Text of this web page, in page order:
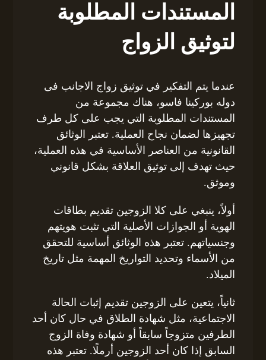
المستندات المطلوبة
لتوثيق الزواج
عندما يتم التفكير في توثيق زواج الاجانب فى
دوله بوركينا فاسو، هناك مجموعة من
المستندات المطلوبة التي يجب على كل طرف
تجهيزها لضمان نجاح العملية. تعتبر الوثائق
القانونية من العناصر الأساسية في هذه العملية،
حيث تهدف إلى توثيق العلاقة بشكل قانوني
وموثق.
أولاً، ينبغي على كلا الزوجين تقديم بطاقات
الهوية أو الجوازات الأصلية التي تثبت هويتهم
وجنسياتهم. تعتبر هذه الوثائق أساسية للتحقق
من الأسماء وتحديد التواريخ المهمة مثل تاريخ
الميلاد.
ثانياً، يتعين على الزوجين تقديم إثبات الحالة
الاجتماعية، مثل شهادة الطلاق في حال كان أحد
الطرفين متزوجاً سابقاً أو شهادة وفاة الزوج
السابق إذا كان أحد الزوجين أرملًا. تعتبر هذه